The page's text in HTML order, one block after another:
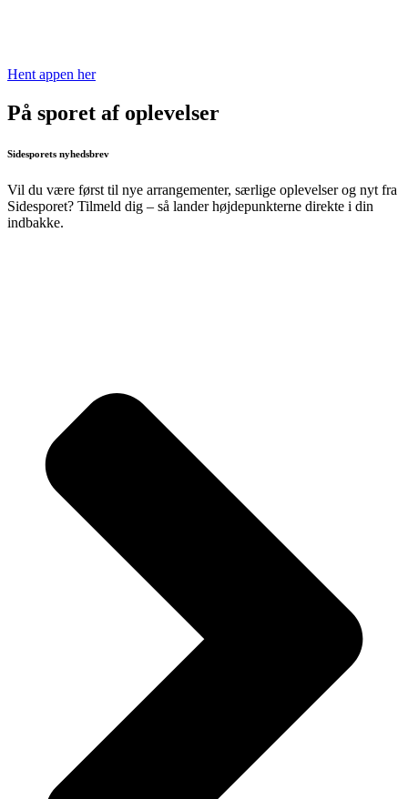
Hent appen her
På sporet af oplevelser
Sidesporets nyhedsbrev
Vil du være først til nye arrangementer, særlige oplevelser og nyt fra
Sidesporet? Tilmeld dig – så lander højdepunkterne direkte i din
indbakke.